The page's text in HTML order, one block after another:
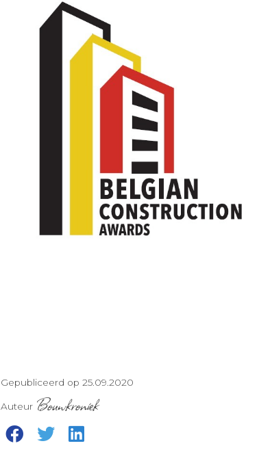
Gepubliceerd op 25.09.2020
Auteur Bouwkroniek